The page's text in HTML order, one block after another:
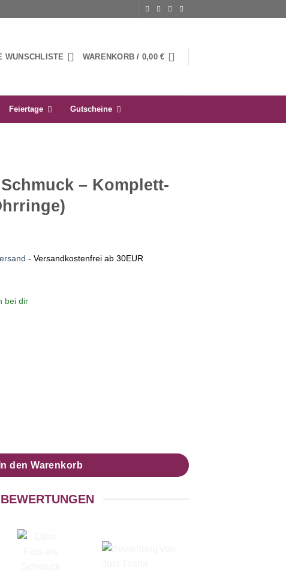
WUNSCHLISTE WARENKORB / 0,00€
Feiertage Gutscheine
– Komplett-
- Versandkostenfrei ab 30EUR
bei dir
Set (Kette & Ohrringe) Menge
In den Warenkorb
BEWERTUNGEN